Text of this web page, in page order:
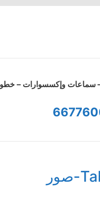
– سماعات وإكسسوارات –